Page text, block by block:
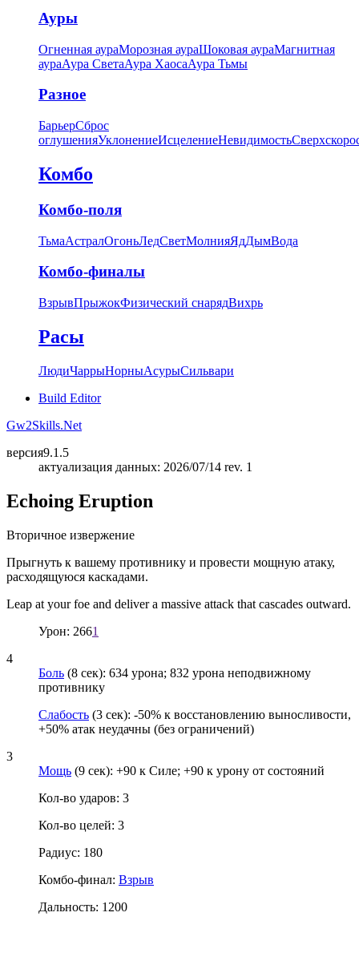
Ауры
Огненная аураМорозная аураШоковая аураМагнитная
аураАура СветаАура ХаосаАура Тьмы
Разное
БарьерСброс
оглушенияУклонениеИсцелениеНевидимость
Комбо
Комбо-поля
ТьмаАстралОгоньЛедСветМолнияЯдДымВода
Комбо-финалы
ВзрывПрыжокФизический снарядВихрь
Расы
ЛюдиЧаррыНорныАсурыСильвари
Build Editor
Gw2Skills.Net
версия9.1.5
актуализация данных: 2026/07/14 rev. 1
Echoing Eruption
Вторичное извержение
Прыгнуть к вашему противнику и провести мощную атаку,
расходящуюся каскадами.
Leap at your foe and deliver a massive attack that cascades outward.
Урон: 2661
4
Боль (8 сек): 634 урона; 832 урона неподвижному
противнику
Слабость (3 сек): -50% к восстановлению выносливости,
+50% атак неудачны (без ограничений)
3
Мощь (9 сек): +90 к Силе; +90 к урону от состояний
Кол-во ударов: 3
Кол-во целей: 3
Радиус: 180
Комбо-финал: Взрыв
Дальность: 1200